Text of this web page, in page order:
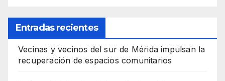
Entradas recientes
Vecinas y vecinos del sur de Mérida impulsan la
recuperación de espacios comunitarios